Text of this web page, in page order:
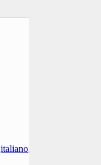
italiano,